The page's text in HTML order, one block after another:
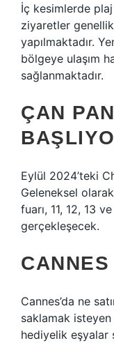
İç kesimlerde
ziyaretler
yapılmaktadır.
bölgeye ulaşım
sağlanmaktadır.
ÇAN
Eylül 2024’teki
Geleneksel
fuarı, 11, 12, 13
gerçekleşecek.
Cannes’da ne
saklamak
hediyelik eşyalar